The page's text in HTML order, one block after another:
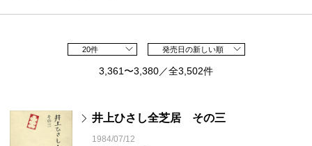
20件 発売日の新しい順
3,361〜3,380／全3,502件
井上ひさし全芝居 その三
1984/07/12